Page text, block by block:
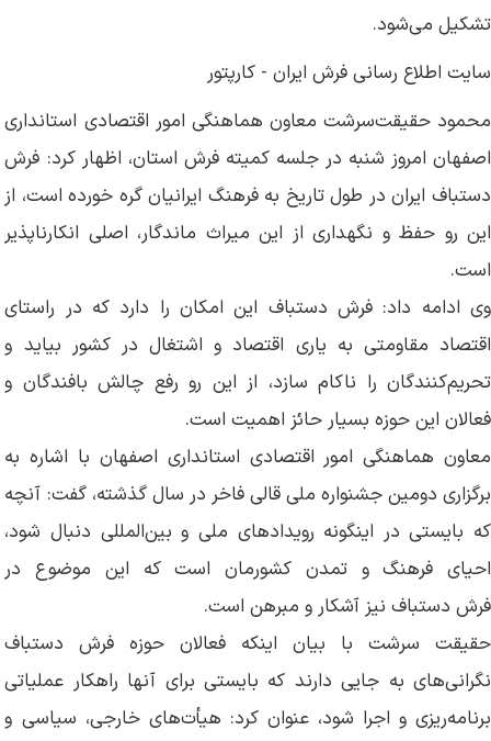
تشکیل می‌شود.
سایت اطلاع رسانی فرش ایران - کارپتور
محمود حقیقت‌سرشت معاون هماهنگی امور اقتصادی استانداری
اصفهان امروز شنبه در جلسه کمیته فرش استان، اظهار کرد: فرش
دستباف ایران در طول تاریخ به فرهنگ ایرانیان گره خورده است، از
این رو حفظ و نگهداری از این میراث ماندگار، اصلی انکارناپذیر
است.
وی ادامه داد: فرش دستباف این امکان را دارد که در راستای
اقتصاد مقاومتی به یاری اقتصاد و اشتغال در کشور بیاید و
تحریم‌کنندگان را ناکام سازد، از این رو رفع چالش‌ بافندگان و
فعالان این حوزه بسیار حائز اهمیت است.
معاون هماهنگی امور اقتصادی استانداری اصفهان با اشاره به
برگزاری دومین جشنواره ملی قالی فاخر در سال گذشته، گفت: آنچه
که بایستی در اینگونه رویدادهای ملی و بین‌المللی دنبال شود،
احیای فرهنگ و تمدن کشورمان است که این موضوع در
فرش دستباف نیز آشکار و مبرهن است.
حقیقت سرشت با بیان اینکه فعالان حوزه فرش دستباف
نگرانی‌های به جایی دارند که بایستی برای آنها راهکار عملیاتی
برنامه‌ریزی و اجرا شود، عنوان کرد: هیأت‌های خارجی، سیاسی و